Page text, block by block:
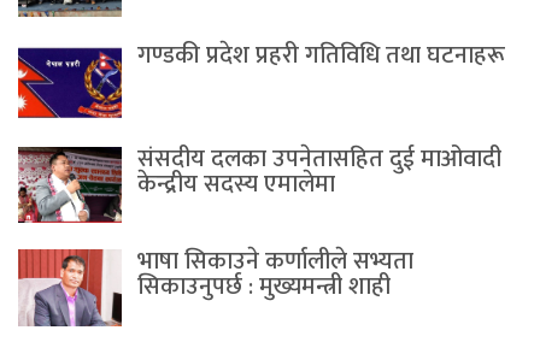
गण्डकी प्रदेश प्रहरी गतिविधि तथा घटनाहरू
संसदीय दलका उपनेतासहित दुई माओवादी
केन्द्रीय सदस्य एमालेमा
भाषा सिकाउने कर्णालीले सभ्यता
सिकाउनुपर्छ : मुख्यमन्त्री शाही